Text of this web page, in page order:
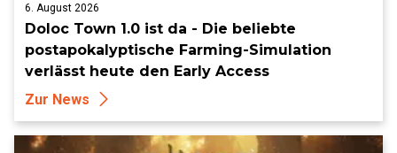
6. August 2026
Doloc Town 1.0 ist da - Die beliebte
postapokalyptische Farming-Simulation
verlässt heute den Early Access
Zur News